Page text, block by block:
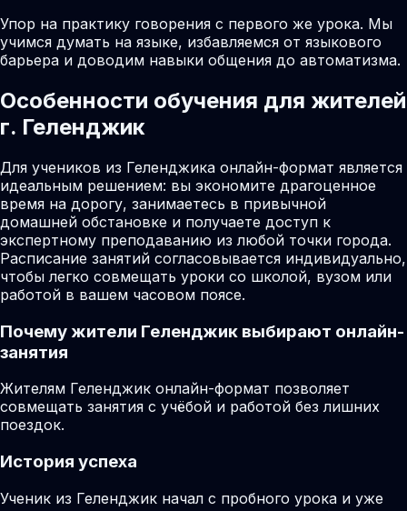
Упор на практику говорения с первого же урока. Мы
учимся думать на языке, избавляемся от языкового
барьера и доводим навыки общения до автоматизма.
Особенности обучения для жителей
г. Геленджик
Для учеников из Геленджика онлайн-формат является
идеальным решением: вы экономите драгоценное
время на дорогу, занимаетесь в привычной
домашней обстановке и получаете доступ к
экспертному преподаванию из любой точки города.
Расписание занятий согласовывается индивидуально,
чтобы легко совмещать уроки со школой, вузом или
работой в вашем часовом поясе.
Почему жители Геленджик выбирают онлайн-
занятия
Жителям Геленджик онлайн-формат позволяет
совмещать занятия с учёбой и работой без лишних
поездок.
История успеха
Ученик из Геленджик начал с пробного урока и уже